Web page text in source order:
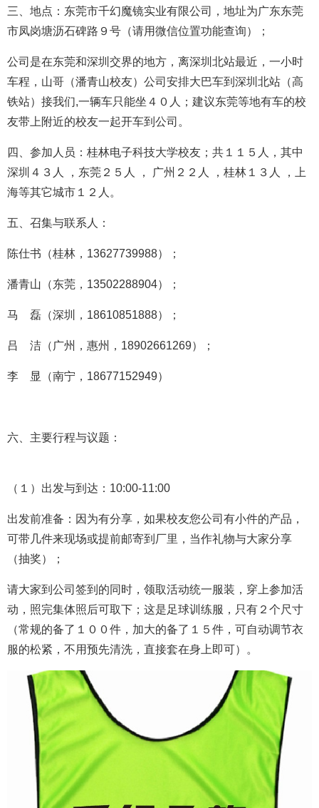
三、地点：东莞市千幻魔镜实业有限公司，地址为广东东莞
市凤岗塘沥石碑路９号（请用微信位置功能查询）；
公司是在东莞和深圳交界的地方，离深圳北站最近，一小时
车程，山哥（潘青山校友）公司安排大巴车到深圳北站（高
铁站）接我们,一辆车只能坐４０人；建议东莞等地有车的校
友带上附近的校友一起开车到公司。
四、参加人员：桂林电子科技大学校友；共１１５人，其中
深圳４３人 ，东莞２５ 人 ， 广州２２ 人 ， 桂林１３人 ，
上
海等其它城市１２人。
五、召集与联系人：
陈仕书（桂林，13627739988）；
潘青山（东莞，13502288904）；
马 磊（深圳，18610851888）；
吕 洁（广州，惠州，18902661269）；
李 显（南宁，18677152949）
六、主要行程与议题：
（１）出发与到达：10:00-11:00
出发前准备：因为有分享，如果校友您公司有小件的产品，
可带几件来现场或提前邮寄到厂里，当作礼物与大家分享
（抽奖）；
请大家到公司签到的同时，领取活动统一服装，穿上参加活
动，照完集体照后可取下；这是足球训练服，只有２个尺寸
（常规的备了１００件，加大的备了１５件，可自动调节衣
服的松紧，不用预先清洗， 直接套在身上即可）。